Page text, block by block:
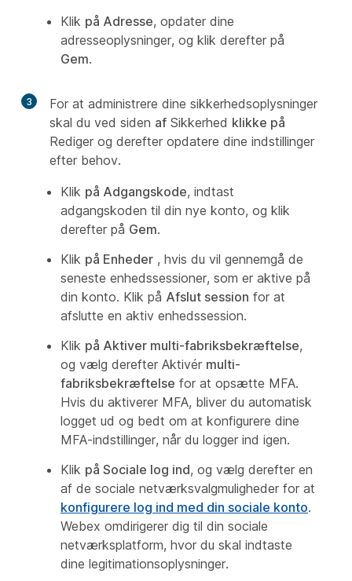
Klik på Adresse, opdater dine
adresseoplysninger, og klik derefter på
Gem.
3
For at administrere dine sikkerhedsoplysninger
skal du ved siden af Sikkerhed klikke på
Rediger og derefter opdatere dine indstillinger
efter behov.
Klik på Adgangskode, indtast
adgangskoden til din nye konto, og klik
derefter på Gem.
Klik på Enheder , hvis du vil gennemgå de
seneste enhedssessioner, som er aktive på
din konto. Klik på Afslut session for at
afslutte en aktiv enhedssession.
Klik på Aktiver multi-fabriksbekræftelse,
og vælg derefter Aktivér multi-
fabriksbekræftelse for at opsætte MFA.
Hvis du aktiverer MFA, bliver du automatisk
logget ud og bedt om at konfigurere dine
MFA-indstillinger, når du logger ind igen.
Klik på Sociale log ind, og vælg derefter en
af de sociale netværksvalgmuligheder for at
konfigurere log ind med din sociale konto.
Webex omdirigerer dig til din sociale
netværksplatform, hvor du skal indtaste
dine legitimationsoplysninger.